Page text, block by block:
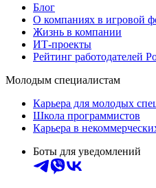
Блог
О компаниях в игровой
Жизнь в компании
ИТ-проекты
Рейтинг работодателей
Молодым специалистам
Карьера для молодых
Школа программистов
Карьера в
Боты для уведомлений